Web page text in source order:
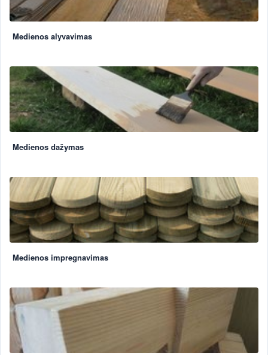
Medienos alyvavimas
Medienos dažymas
Medienos impregnavimas